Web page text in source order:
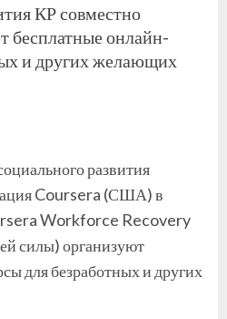
КР совместно
бесплатные онлайн-
и других желающих
развития
Coursera (США) в
Workforce Recovery
силы) организуют
для безработных и других